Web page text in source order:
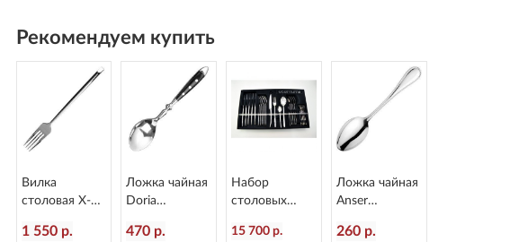
Рекомендуем купить
Вилка
столовая X-15
Eternum 1860-
1 550 р.
Ложка чайная
Doria
Eternum 8004-
470 р.
Набор
столовых
Alaska 24
15 700 р.
Ложка чайная
Anser
Eternum 1670-
260 р.